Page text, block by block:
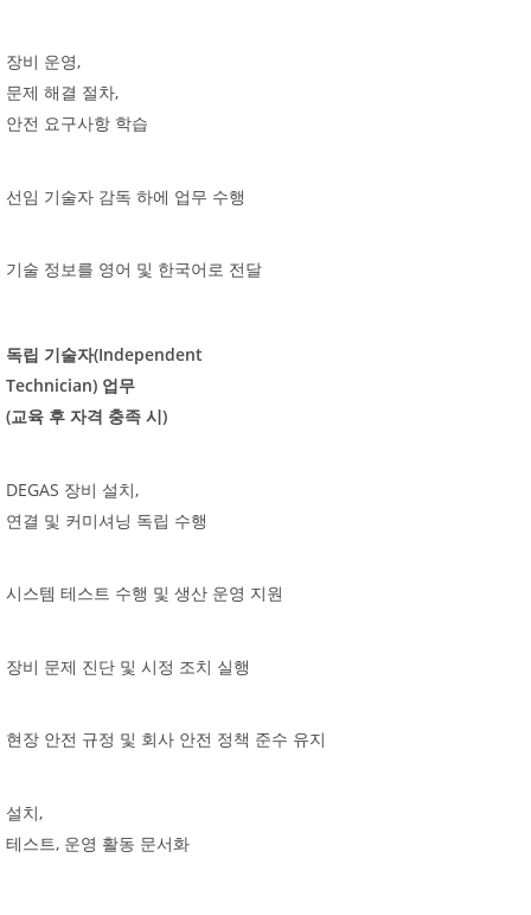
장비 운영,
문제 해결 절차,
안전 요구사항 학습
선임 기술자 감독 하에 업무 수행
기술 정보를 영어 및 한국어로 전달
독립 기술자(Independent
Technician) 업무
(교육 후 자격 충족 시 )
DEGAS 장비 설치,
연결 및 커미셔닝 독립 수행
시스템 테스트 수행 및 생산 운영 지원
장비 문제 진단 및 시정 조치 실행
현장 안전 규정 및 회사 안전 정책 준수 유지
설치,
테스트, 운영 활동 문서화